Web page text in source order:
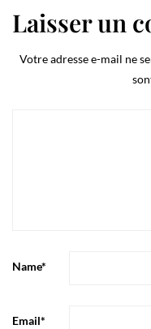
Laisser un
Votre adresse e-mail ne
Name*
Email*